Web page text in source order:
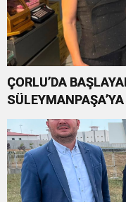
ÇORLU’DA